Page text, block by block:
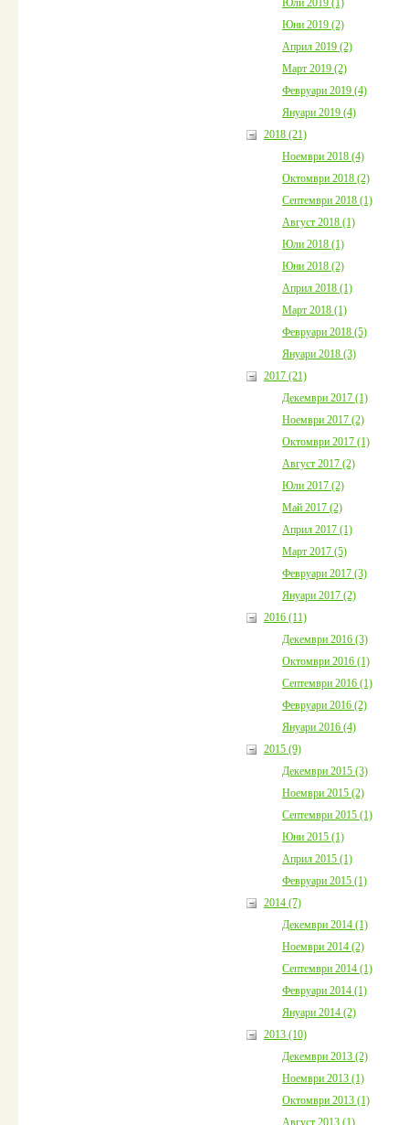
Юни 2019 (2)
Април 2019 (2)
Март 2019 (2)
Февруари 2019 (4)
Януари 2019 (4)
2018 (21)
Ноември 2018 (4)
Октомври 2018 (2)
Септември 2018 (1)
Август 2018 (1)
Юли 2018 (1)
Юни 2018 (2)
Април 2018 (1)
Март 2018 (1)
Февруари 2018 (5)
Януари 2018 (3)
2017 (21)
Декември 2017 (1)
Ноември 2017 (2)
Октомври 2017 (1)
Август 2017 (2)
Юли 2017 (2)
Май 2017 (2)
Април 2017 (1)
Март 2017 (5)
Февруари 2017 (3)
Януари 2017 (2)
2016 (11)
Декември 2016 (3)
Октомври 2016 (1)
Септември 2016 (1)
Февруари 2016 (2)
Януари 2016 (4)
2015 (9)
Декември 2015 (3)
Ноември 2015 (2)
Септември 2015 (1)
Юни 2015 (1)
Април 2015 (1)
Февруари 2015 (1)
2014 (7)
Декември 2014 (1)
Ноември 2014 (2)
Септември 2014 (1)
Февруари 2014 (1)
Януари 2014 (2)
2013 (10)
Декември 2013 (2)
Ноември 2013 (1)
Октомври 2013 (1)
Август 2013 (1)